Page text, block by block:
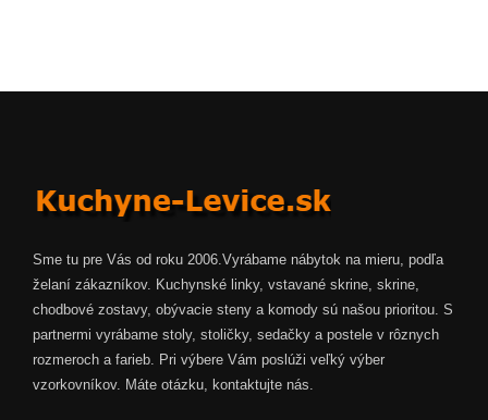
Sme tu pre Vás od roku 2006.Vyrábame nábytok na mieru, podľa
želaní zákazníkov. Kuchynské linky, vstavané skrine, skrine,
chodbové zostavy, obývacie steny a komody sú našou prioritou. S
partnermi vyrábame stoly, stoličky, sedačky a postele v rôznych
rozmeroch a farieb. Pri výbere Vám poslúži veľký výber
vzorkovníkov. Máte otázku, kontaktujte nás.